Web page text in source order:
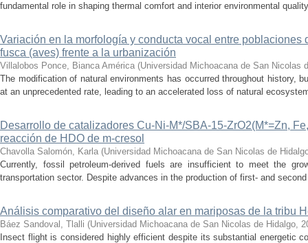
fundamental role in shaping thermal comfort and interior environmental
Variación en la morfología y conducta vocal entre poblaciones
fusca (aves) frente a la urbanización
Villalobos Ponce, Bianca América (Universidad Michoacana de San Nicolas
The modification of natural environments has occurred throughout history,
at an unprecedented rate, leading to an accelerated loss of natural
Desarrollo de catalizadores Cu-Ni-M*/SBA-15-ZrO2(M*=Zn,
reacción de HDO de m-cresol
Chavolla Salomón, Karla (Universidad Michoacana de San Nicolas de
Currently, fossil petroleum-derived fuels are insufficient to meet the
transportation sector. Despite advances in the production of first- and
Análisis comparativo del diseño alar en mariposas de la tribu
Báez Sandoval, Tlalli (Universidad Michoacana de San Nicolas de Hidalgo,
Insect flight is considered highly efficient despite its substantial energetic